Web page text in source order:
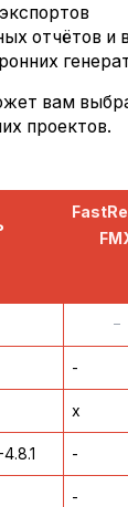
отчётов и
вам
проектов.
᠆
-
x
-
-